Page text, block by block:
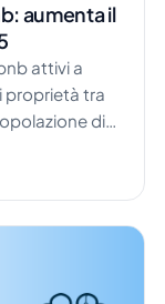
aumenta il
attivi a
proprietà tra
di
il TUO
tua struttura.